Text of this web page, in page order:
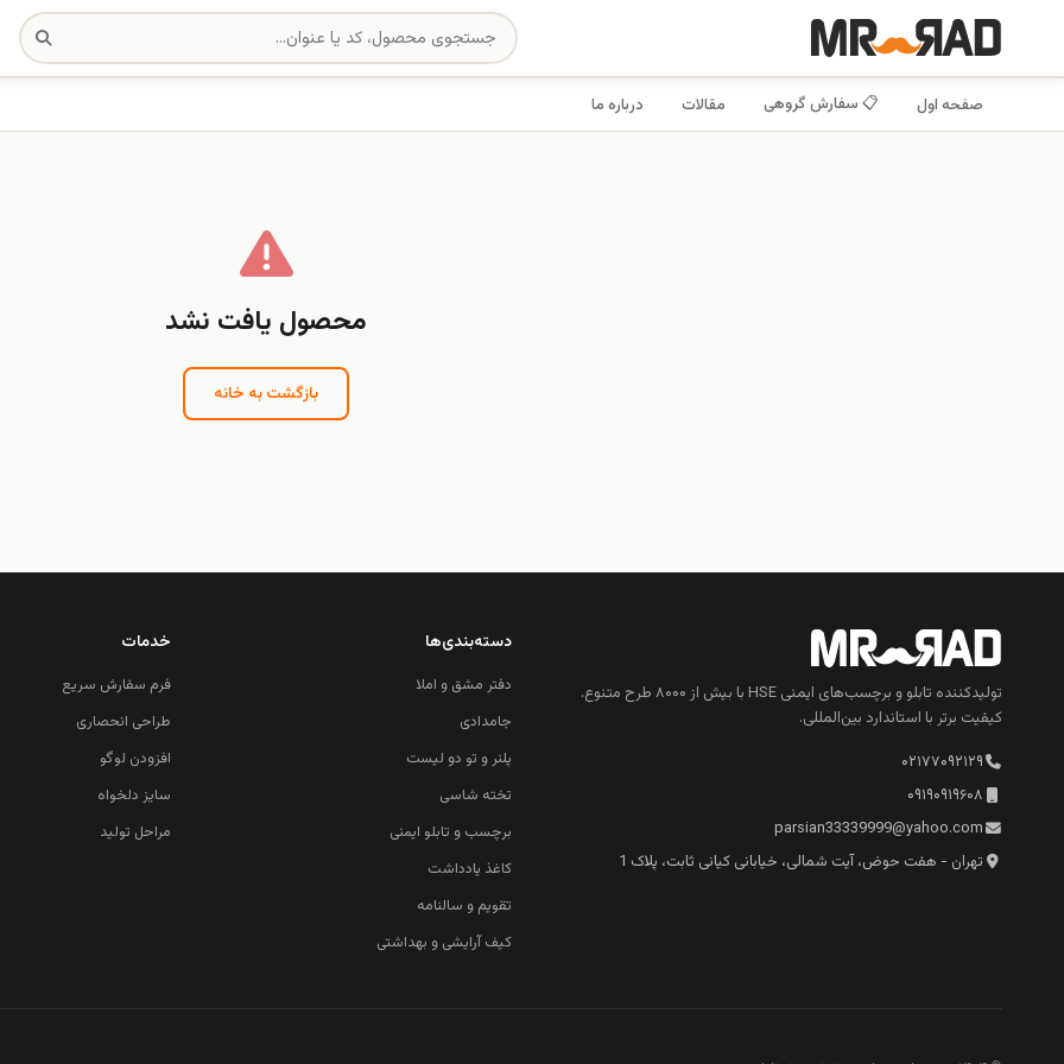
صفحه اول 📋 سفارش گروهی مقالات درباره ما
محصول یافت نشد
بازگشت به خانه
تولیدکننده تابلو و برچسب‌های ایمنی HSE با بیش از ۸۰۰۰ طرح متنوع.
کیفیت برتر با استاندارد بین‌المللی.
۰۲۱۷۷۰۹۲۱۲۹
۰۹۱۹۰۹۱۹۶۰۸
parsian33339999@yahoo.com
تهران - هفت حوض، آیت شمالی، خیابانی کیانی ثابت، پلاک 1
دسته‌بندی‌ها
دفتر مشق و املا
جامدادی
پلنر و تو دو لیست
تخته شاسی
برچسب و تابلو ایمنی
کاغذ یادداشت
تقویم و سالنامه
کیف آرایشی و بهداشتی
خدمات
فرم سفارش سریع
طراحی انحصاری
افزودن لوگو
سایز دلخواه
مراحل تولید